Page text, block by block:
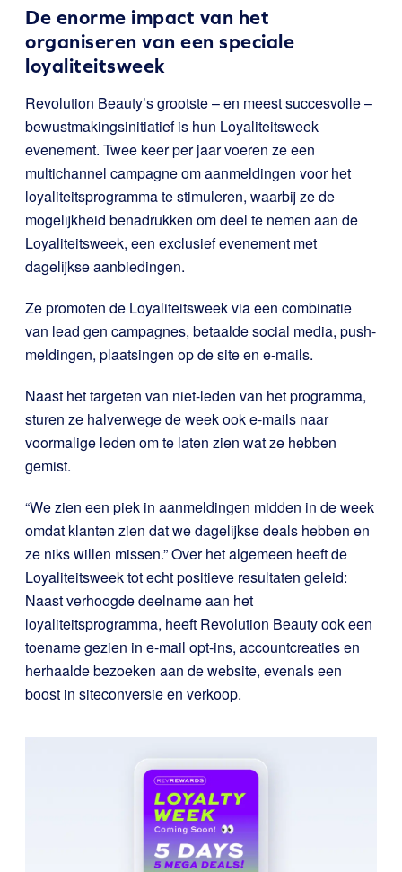
De enorme impact van het
organiseren van een speciale
loyaliteitsweek
Revolution Beauty’s grootste – en meest succesvolle –
bewustmakingsinitiatief is hun Loyaliteitsweek
evenement. Twee keer per jaar voeren ze een
multichannel campagne om aanmeldingen voor het
loyaliteitsprogramma te stimuleren, waarbij ze de
mogelijkheid benadrukken om deel te nemen aan de
Loyaliteitsweek, een exclusief evenement met
dagelijkse aanbiedingen.
Ze promoten de Loyaliteitsweek via een combinatie
van lead gen campagnes, betaalde social media, push-
meldingen, plaatsingen op de site en e-mails.
Naast het targeten van niet-leden van het programma,
sturen ze halverwege de week ook e-mails naar
voormalige leden om te laten zien wat ze hebben
gemist.
“We zien een piek in aanmeldingen midden in de week
omdat klanten zien dat we dagelijkse deals hebben en
ze niks willen missen.”Over het algemeen heeft de
Loyaliteitsweek tot echt positieve resultaten geleid:
Naast verhoogde deelname aan het
loyaliteitsprogramma, heeft Revolution Beauty ook een
toename gezien in e-mail opt-ins, accountcreaties en
herhaalde bezoeken aan de website, evenals een
boost in siteconversie en verkoop.